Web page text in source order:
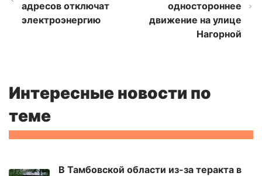
адресов отключат
электроэнергию
одностороннее
движение на улице
Нагорной
Интересные новости по
теме
В Тамбовской области из-за теракта в